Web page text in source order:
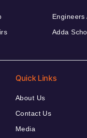
Engineers
Adda
Quick Links
About Us
Contact Us
Media